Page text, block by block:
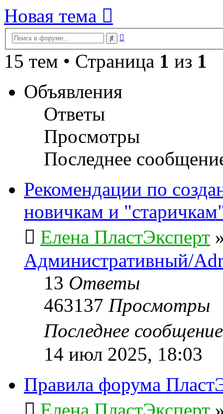
Новая тема
Поиск
15 тем • Страница 1 из 1
Объявления
Ответы
Просмотры
Последнее
Рекомендации по
новичкам и
Елена ПластЭксперт
Административный/
13 Ответы
463137 Просмотры
Последнее
14 июл 2025, 18:03
Правила форума
Елена ПластЭксперт